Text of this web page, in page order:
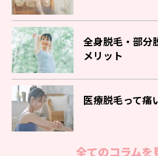
全身脱毛・部分
メリット
医療脱毛って痛
全てのコラム